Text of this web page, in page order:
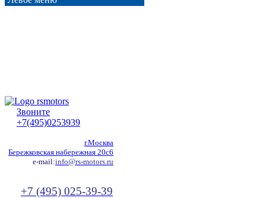
Звоните
+7(495)0253939
г.Москва
Бережковская набережная 20с6
e-mail:info@rs-motors.ru
+7 (495) 025-39-39